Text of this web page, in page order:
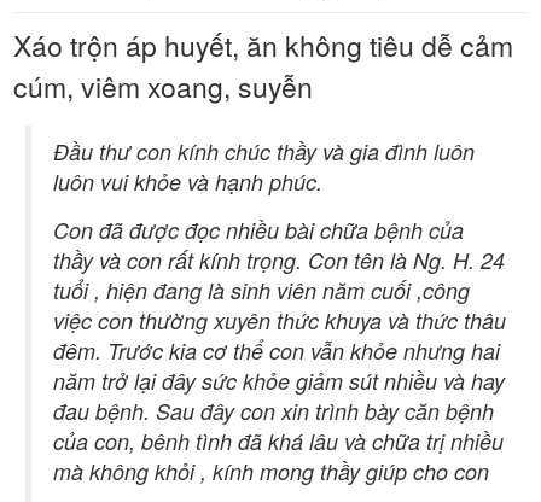
Xáo trộn áp huyết, ăn không tiêu dễ cảm
cúm, viêm xoang, suyễn
Đầu thư con kính chúc thầy và gia đình luôn
luôn vui khỏe và hạnh phúc.
Con đã được đọc nhiều bài chữa bệnh của
thầy và con rất kính trọng. Con tên là Ng. H. 24
tuổi , hiện đang là sinh viên năm cuối ,công
việc con thường xuyên thức khuya và thức thâu
đêm. Trước kia cơ thể con vẫn khỏe nhưng hai
năm trở lại đây sức khỏe giảm sút nhiều và hay
đau bệnh. Sau đây con xin trình bày căn bệnh
của con, bênh tình đã khá lâu và chữa trị nhiều
mà không khỏi , kính mong thầy giúp cho con